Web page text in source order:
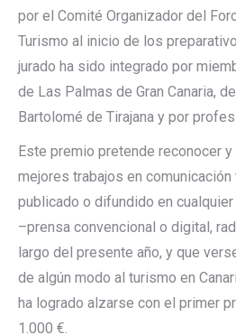
por el Comité Organizador del
Turismo al inicio de los
jurado ha sido integrado por
de Las Palmas de Gran Canaria,
Bartolomé de Tirajana y por
Este premio pretende reconocer y
mejores trabajos en
publicado o difundido en
–prensa convencional o digital,
largo del presente año, y que
de algún modo al turismo en
ha logrado alzarse con el primer
1.000 €.